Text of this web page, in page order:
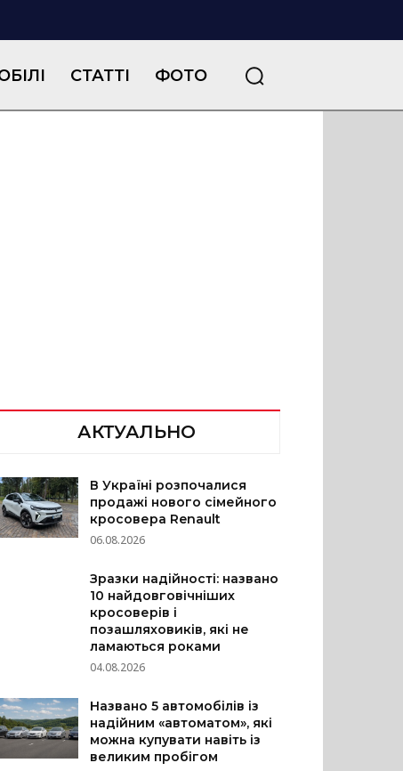
СТАТТІ ФОТО
АКТУАЛЬНО
В Україні розпочалися
продажі нового сімейного
кросовера Renault
06.08.2026
Зразки надійності: названо
10 найдовговічніших
кросоверів і
позашляховиків, які не
ламаються роками
04.08.2026
Названо 5 автомобілів із
надійним «автоматом», які
можна купувати навіть із
великим пробігом